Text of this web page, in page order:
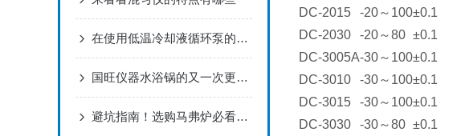
在使用低温冷却液循环泵的过程中有哪些技巧需要我们掌握呢
国旺仪器水浴锅的又一次更新！
避坑指南！选购马弗炉必看：国旺仪器性价比实测报告
DC-2015 -20～100±0.1
DC-2030 -20～80 ±0.1
DC-3005A-30～100±0.1
DC-3010 -30～100±0.1
DC-3015 -30～100±0.1
DC-3030 -30～80 ±0.1